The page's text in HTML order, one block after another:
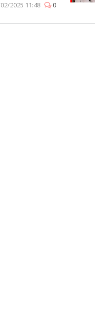
2025 11:48
0